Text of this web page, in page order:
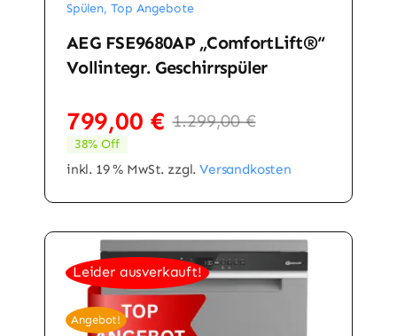
Spülen, Top Angebote
AEG FSE9680AP „ComfortLift®“
Vollintegr. Geschirrspüler
1.299,00€
war:
799,00 €
ist:
38% Off
inkl. 19 % MwSt. zzgl.Versandkosten
Leider ausverkauft!
Angebot!